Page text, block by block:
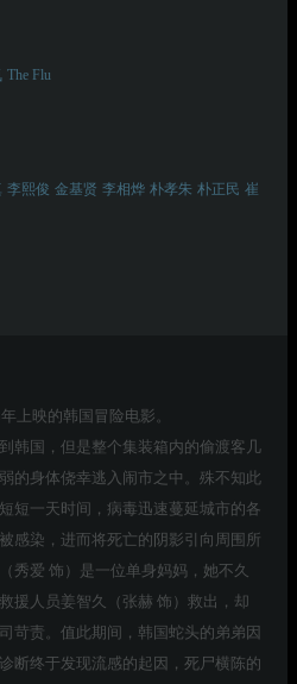
The Flu
李熙俊 金基贤 李相烨 朴孝朱 朴正民 崔
上映的韩国冒险电影。
韩国，但是整个集装箱内的偷渡客几
的身体侥幸逃入闹市之中。殊不知此
短一天时间，病毒迅速蔓延城市的各
感染，进而将死亡的阴影引向周围所
秀爱 饰）是一位单身妈妈，她不久
援人员姜智久（张赫 饰）救出，却
苛责。值此期间，韩国蛇头的弟弟因
断终于发现流感的起因，死尸横陈的